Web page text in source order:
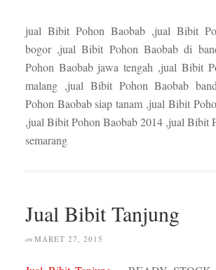
jual Bibit Pohon Baobab ,jual Bibit
bogor ,jual Bibit Pohon Baobab di
Pohon Baobab jawa tengah ,jual Bibit
malang ,jual Bibit Pohon Baobab
Pohon Baobab siap tanam ,jual Bibit
,jual Bibit Pohon Baobab 2014 ,jual Bibit
semarang
Jual Bibit Tanjung
on MARET 27, 2015